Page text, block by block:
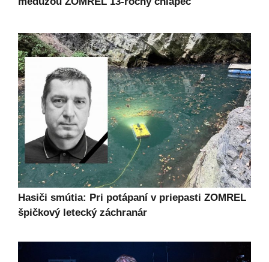
Hasiči smútia: Pri potápaní v priepasti ZOMREL
špičkový letecký záchranár